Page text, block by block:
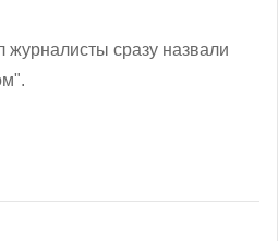
журналисты сразу назвали